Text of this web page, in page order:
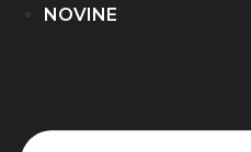
NOVINE